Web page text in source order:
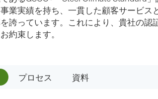
業実績を持ち、一貫した顧客サービス
誇っています。これにより、貴社の認
約束します。
プロセス 資料